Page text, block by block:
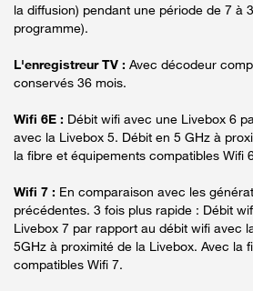
la diffusion) pendant une période de 7 à
programme).
L'enregistreur TV : Avec décodeur
conservés 36 mois.
Wifi 6E : Débit wifi avec une Livebox 6
avec la Livebox 5. Débit en 5 GHz à
la fibre et équipements compatibles Wifi
Wifi 7 : En comparaison avec les
précédentes. 3 fois plus rapide : Débit
Livebox 7 par rapport au débit wifi avec
5GHz à proximité de la Livebox. Avec la
compatibles Wifi 7.